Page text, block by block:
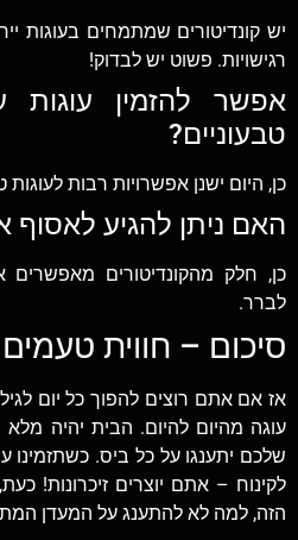
יש קונדיטורים שמתמחים בעוגות
רגישויות. פשוט יש לבדוק!
אפשר להזמין עוגות
טבעוניים?
כן, היום ישנן אפשרויות רבות
האם ניתן להגיע
כן, חלק מהקונדיטורים מאפשרים
לברר.
סיכום – חווית
אז אם אתם רוצים להפוך כל יום
עוגה מהיום להיום. הבית יהיה
שלכם יתענגו על כל ביס. כשתזמינו
לקינוח – אתם יוצרים זיכרונות!
הזה, למה לא להתענג על המעדן